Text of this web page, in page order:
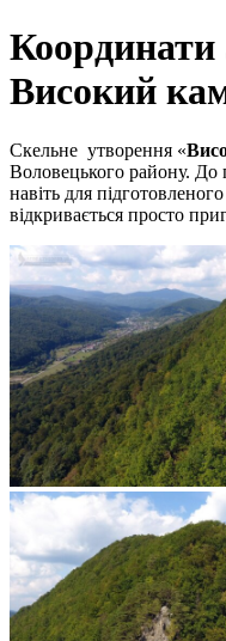
Координати
Високий
Скельне утворення «
Воловецького району. До
навіть для
відкривається просто